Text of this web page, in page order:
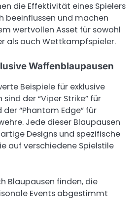
die Effektivität eines Spielers
beeinflussen und machen
wertvollen Asset für sowohl
als auch Wettkampfspieler.
Waffenblaupausen
Beispiele für exklusive
der “Viper Strike” für
“Phantom Edge” für
Jede dieser Blaupausen
Designs und spezifische
auf verschiedene Spielstile
Blaupausen finden, die
Events abgestimmt